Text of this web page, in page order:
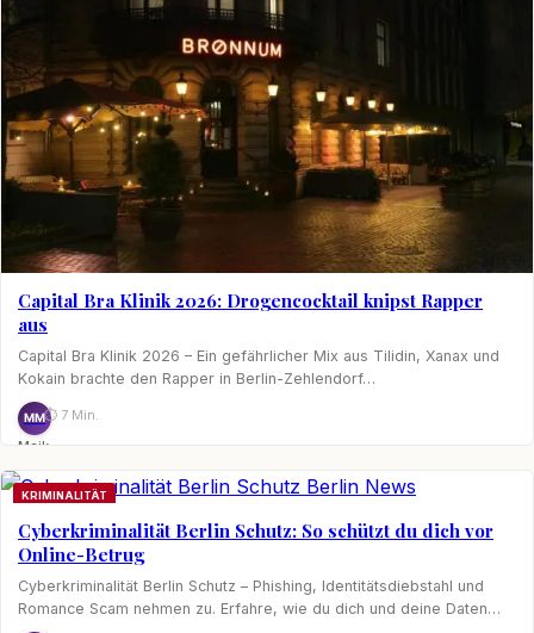
Capital Bra Klinik 2026: Drogencocktail knipst Rapper
aus
Capital Bra Klinik 2026 – Ein gefährlicher Mix aus Tilidin, Xanax und
Kokain brachte den Rapper in Berlin-Zehlendorf…
MM
Maik
⏱ 7 Min.
KRIMINALITÄT
Cyberkriminalität Berlin Schutz: So schützt du dich vor
Online-Betrug
Cyberkriminalität Berlin Schutz – Phishing, Identitätsdiebstahl und
Romance Scam nehmen zu. Erfahre, wie du dich und deine Daten…